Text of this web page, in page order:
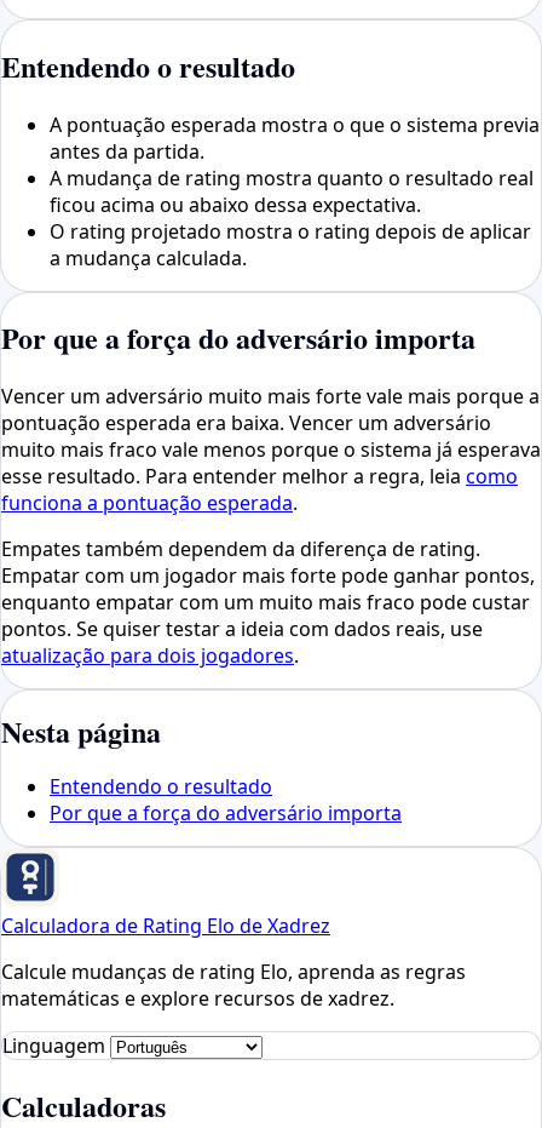
Entendendo o resultado
A pontuação esperada mostra o que o sistema previa
antes da partida.
A mudança de rating mostra quanto o resultado real
ficou acima ou abaixo dessa expectativa.
O rating projetado mostra o rating depois de aplicar
a mudança calculada.
Por que a força do adversário importa
Vencer um adversário muito mais forte vale mais porque a
pontuação esperada era baixa. Vencer um adversário
muito mais fraco vale menos porque o sistema já esperava
esse resultado. Para entender melhor a regra, leia como
funciona a pontuação esperada.
Empates também dependem da diferença de rating.
Empatar com um jogador mais forte pode ganhar pontos,
enquanto empatar com um muito mais fraco pode custar
pontos. Se quiser testar a ideia com dados reais, use
atualização para dois jogadores.
Nesta página
Entendendo o resultado
Por que a força do adversário importa
Calculadora de Rating Elo de Xadrez
Calcule mudanças de rating Elo, aprenda as regras
matemáticas e explore recursos de xadrez.
Linguagem
Calculadoras